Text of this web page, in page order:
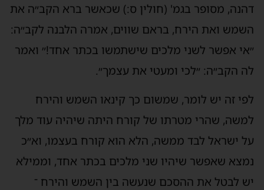
דהנה, מסופר בגמ' (חולין ס:) שכאשר ברא הקב״ה את
השמש ואת הירח, בראם שווים, אמרה הלבנה לקב״ה:
״אי אפשר לשני מלכים שישתמשו בכתר אחד!״ ואמר
לה הקב״ה: ״לכי ומעטי את עצמך״.
לפי זה יש לומר, שמשום כך קינאו השמש והירח
למשה, שהרי מטרתו של קורח היתה שיהיה עוד מלך
על ישראל לבד ממשה, הלא הוא קורח בעצמו, וא״כ
נמצא שאפשר שיהיו שני מלכים בכתר אחד, וממילא
יש לבטל את ההסכם שנעשה בין השמש והירח ־